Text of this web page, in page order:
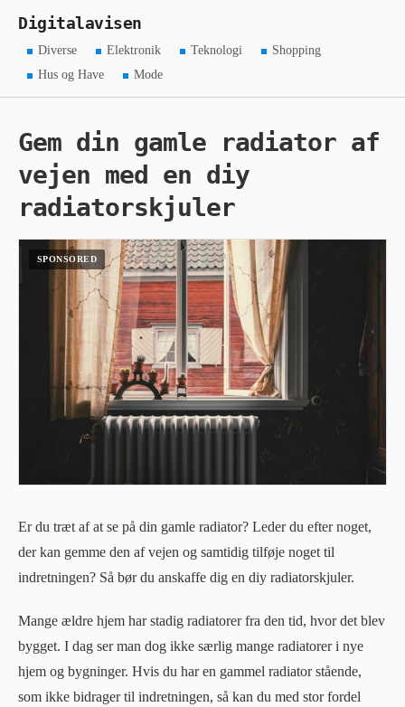
Digitalavisen
Diverse Elektronik Teknologi
Shopping
Hus og Have
Mode
Gem din gamle radiator af
vejen med en diy
radiatorskjuler
Er du træt af at se på din gamle radiator? Leder du efter noget,
der kan gemme den af vejen og samtidig tilføje noget til
indretningen? Så bør du anskaffe dig en diy radiatorskjuler.
Mange ældre hjem har stadig radiatorer fra den tid, hvor det blev
bygget. I dag ser man dog ikke særlig mange radiatorer i nye
hjem og bygninger. Hvis du har en gammel radiator stående,
som ikke bidrager til indretningen, så kan du med stor fordel